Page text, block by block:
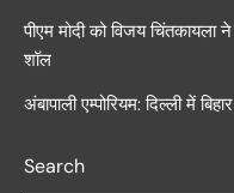
पीएम मोदी को विजय चिंतकायला
शॉल
अंबापाली एम्पोरियम: दिल्ली में
Search